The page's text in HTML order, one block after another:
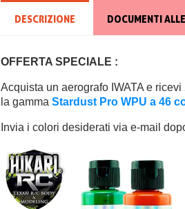
DESCRIZIONE DOCUMENTI
OFFERTA SPECIALE :
Acquista un aerografo IWATA e
la gamma Stardust Pro WPU a 46
Invia i colori desiderati via e-mail